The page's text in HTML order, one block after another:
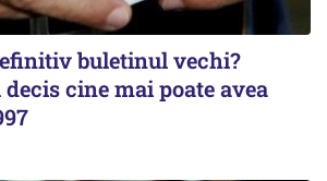
buletinul vechi?
cine mai poate avea